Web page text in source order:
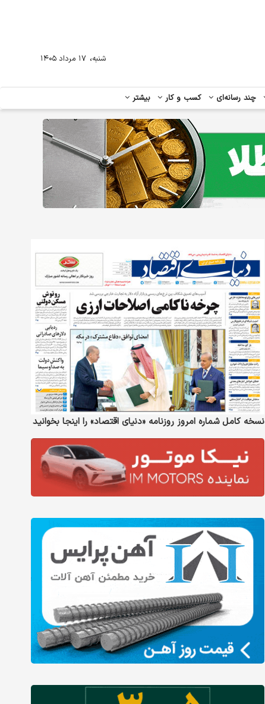
چند رسانه‌ای کسب و کار بیشتر
شنبه، ۱۷ مرداد ۱۴۰۵
نسخه کامل شماره امروز روزنامه «دنیای‌ اقتصاد» را اینجا بخوانید